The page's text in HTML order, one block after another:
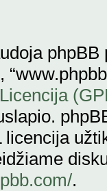
phpBB
licencija
.